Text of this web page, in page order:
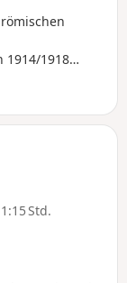
1914/1918
Std.